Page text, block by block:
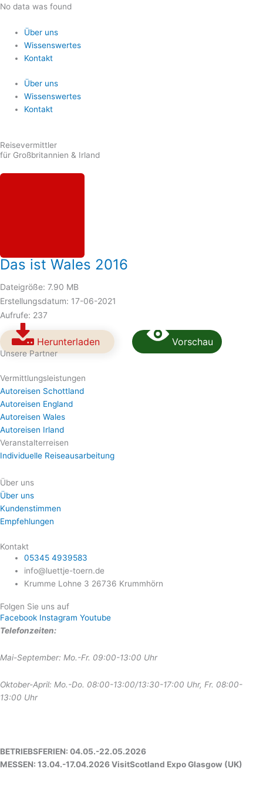
Zum
springen
No data was found
Über uns
Wissenswertes
Kontakt
Über uns
Wissenswertes
Kontakt
Reisevermittler
für Großbritannien & Irland
Das ist Wales 2016
Dateigröße: 7.90 MB
Erstellungsdatum: 17-06-2021
Aufrufe: 237
Herunterladen Vorschau
Unsere Partner
Vermittlungsleistungen
Autoreisen Schottland
Autoreisen England
Autoreisen Wales
Autoreisen Irland
Veranstalterreisen
Individuelle Reiseausarbeitung
Über uns
Über uns
Kundenstimmen
Empfehlungen
Kontakt
05345 4939583
info@luettje-toern.de
Krumme Lohne 3 26736 Krummhörn
Folgen Sie uns auf
Facebook Instagram Youtube
Telefonzeiten:
Mai-September: Mo.-Fr. 09:00-13:00 Uhr
Oktober-April: Mo.-Do. 08:00-13:00/13:30-17:00 Uhr, Fr. 08:00-
13:00 Uhr
BETRIEBSFERIEN: 04.05.-22.05.2026
MESSEN: 13.04.-17.04.2026 VisitScotland Expo Glasgow (UK)